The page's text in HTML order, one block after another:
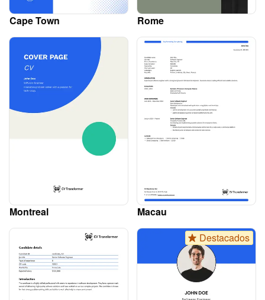
Cape Town Rome
Montreal Macau
Destacados